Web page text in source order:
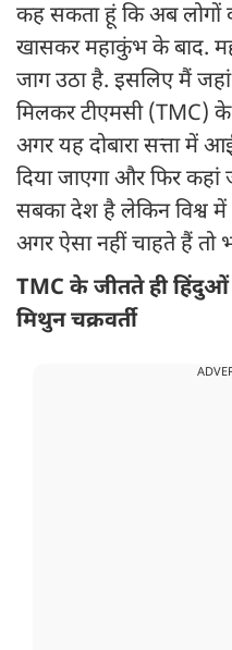
कह सकता हूं कि अब लोगों
खासकर महाकुंभ के बाद.
जाग उठा है. इसलिए मैं
मिलकर टीएमसी (TMC)
अगर यह दोबारा सत्ता में
दिया जाएगा और फिर कहां
सबका देश है लेकिन विश्व
अगर ऐसा नहीं चाहते हैं तो
TMC के जीतते ही हिंदुओं
मिथुन चक्रवर्ती